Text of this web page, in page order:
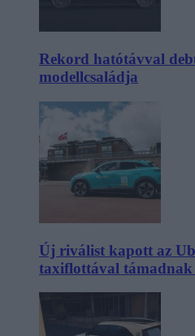
Rekord hatótávval
modellcsaládja
Új riválist kapott az
taxiflottával